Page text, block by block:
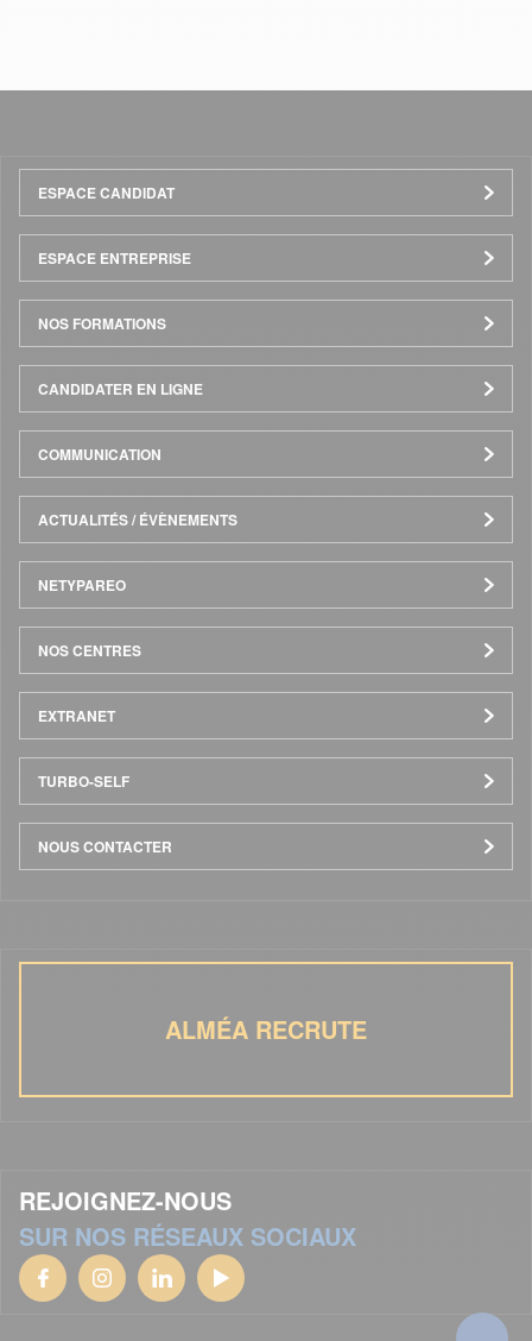
Menu
Pied
de
page
ESPACE CANDIDAT
ESPACE ENTREPRISE
NOS FORMATIONS
CANDIDATER EN LIGNE
COMMUNICATION
ACTUALITÉS / ÉVÈNEMENTS
NETYPAREO
NOS CENTRES
EXTRANET
TURBO-SELF
NOUS CONTACTER
ALMÉA RECRUTE
REJOIGNEZ-NOUS
SUR NOS RÉSEAUX SOCIAUX